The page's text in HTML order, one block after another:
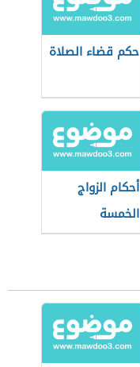
حكم قضاء الصلاة
أحكام الزواج
الخمسة